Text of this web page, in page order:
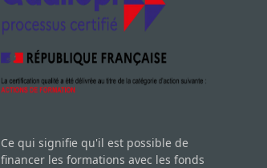
Ce qui signifie qu'il est possible de
financer les formations avec les fonds